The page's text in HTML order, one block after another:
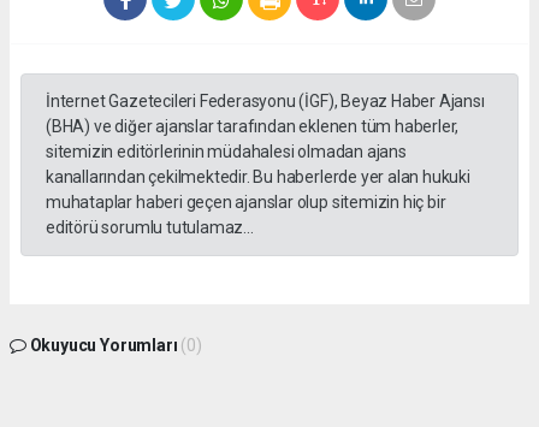
İnternet Gazetecileri Federasyonu (İGF), Beyaz Haber Ajansı
(BHA) ve diğer ajanslar tarafından eklenen tüm haberler,
sitemizin editörlerinin müdahalesi olmadan ajans
kanallarından çekilmektedir. Bu haberlerde yer alan hukuki
muhataplar haberi geçen ajanslar olup sitemizin hiç bir
editörü sorumlu tutulamaz...
Okuyucu Yorumları (0)